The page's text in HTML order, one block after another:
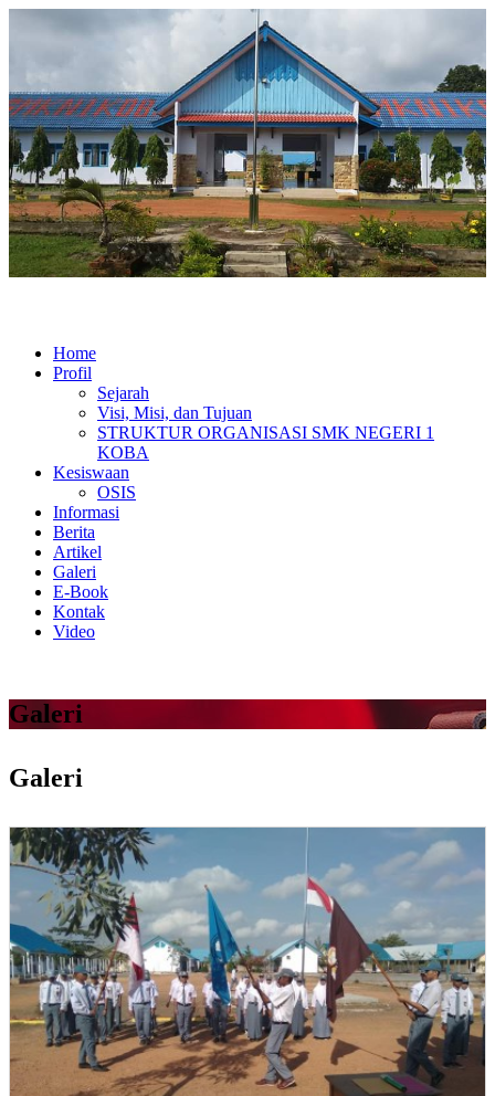
Home
Profil
Sejarah
Visi, Misi, dan Tujuan
STRUKTUR ORGANISASI SMK NEGERI 1
KOBA
Kesiswaan
OSIS
Informasi
Berita
Artikel
Galeri
E-Book
Kontak
Video
Galeri
Galeri